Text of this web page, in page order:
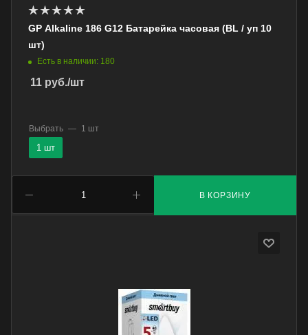
GP Alkaline 186 G12 Батарейка часовая (BL / уп 10
шт)
Есть в наличии: 180
11 руб./шт
В КОРЗИНУ
Выбрать — 1 шт
1 шт